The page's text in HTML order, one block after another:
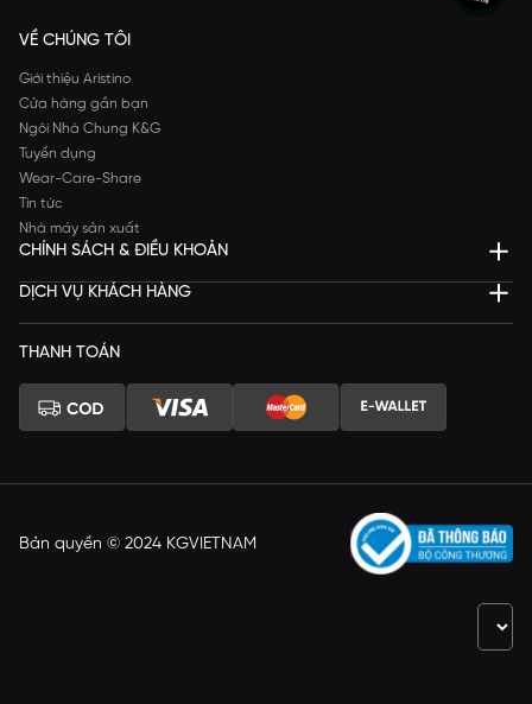
VỀ CHÚNG TÔI
Giới thiệu Aristino
Cửa hàng gần bạn
Ngôi Nhà Chung K&G
Tuyển dụng
Wear-Care-Share
Tin tức
Nhà máy sản xuất
CHÍNH SÁCH & ĐIỀU KHOẢN
DỊCH VỤ KHÁCH HÀNG
THANH TOÁN
Bản quyền © 2024 KGVIETNAM